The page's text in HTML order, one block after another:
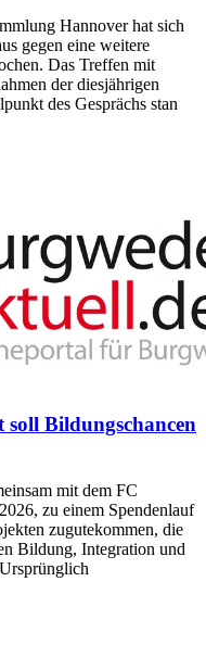
Hannover hat sich
gegen eine weitere
Das Treffen mit
der diesjährigen
des Gesprächs stan
soll Bildungschancen
mit dem FC
zu einem Spendenlauf
zugutekommen, die
Bildung, Integration und